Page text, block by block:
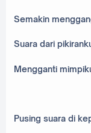
Semakin
Suara dari
Mengganti
Pusing suara di